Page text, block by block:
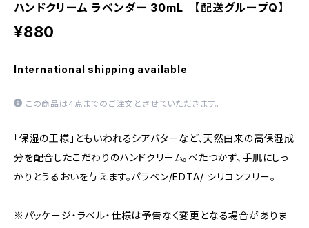
ハンドクリーム ラベンダー 30mL 【配送グループQ】
¥880
International shipping available
この商品は4点までのご注文とさせていただきます。
「保湿の王様」ともいわれるシアバターなど、天然由来の高保湿成
分を配合したこだわりのハンドクリーム。べたつかず、手肌にしっ
かりとうるおいを与えます。パラベン/EDTA/ シリコンフリー。
※パッケージ・ラベル・仕様は予告なく変更となる場合がありま